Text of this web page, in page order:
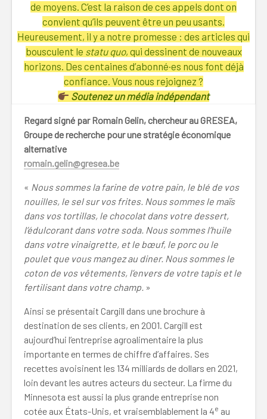
de moyens. C’est la raison de ces appels dont on
convient qu’ils peuvent être un peu usants.
Heureusement, il y a notre promesse : des articles qui
bousculent le statu quo, qui dessinent de nouveaux
horizons. Des centaines d’abonné·es nous font déjà
confiance. Vous nous rejoignez ?
Soutenez un média indépendant
Regard signé par Romain Gelin, chercheur au GRESEA,
Groupe de recherche pour une stratégie économique
alternative
romain.gelin@gresea.be
« Nous sommes la farine de votre pain, le blé de vos
nouilles, le sel sur vos frites. Nous sommes le maïs
dans vos tortillas, le chocolat dans votre dessert,
l’édulcorant dans votre soda. Nous sommes l’huile
dans votre vinaigrette, et le bœuf, le porc ou le
poulet que vous mangez au diner. Nous sommes le
coton de vos vêtements, l’envers de votre tapis et le
fertilisant dans votre champ. »
Ainsi se présentait Cargill dans une brochure à
destination de ses clients, en 2001. Cargill est
aujourd’hui l’entreprise agroalimentaire la plus
importante en termes de chiffre d’affaires. Ses
recettes avoisinent les 134 milliards de dollars en 2021,
loin devant les autres acteurs du secteur. La firme du
Minnesota est aussi la plus grande entreprise non
cotée aux États-Unis, et vraisemblablement la 4e au